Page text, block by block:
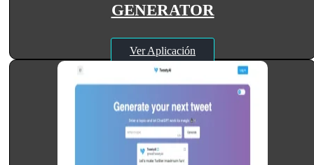
GENERATOR
Ver Aplicación